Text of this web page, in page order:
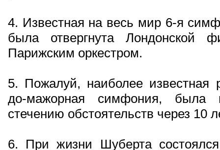
4. Известная на весь мир 6-я
была отвергнута Лондонской
Парижским оркестром.
5. Пожалуй, наиболее известная
до-мажорная симфония, была
стечению обстоятельств через 10
6. При жизни Шуберта